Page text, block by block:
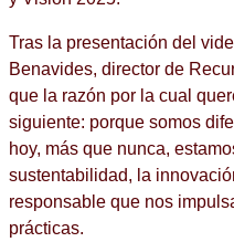
Tras la presentación del
Benavides, director de
que la razón por la cual
siguiente: porque somos
hoy, más que nunca,
sustentabilidad, la
responsable que nos
prácticas.